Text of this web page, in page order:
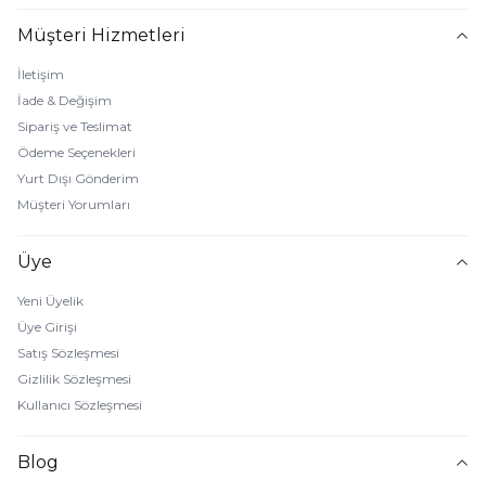
Müşteri Hizmetleri
İletişim
İade & Değişim
Sipariş ve Teslimat
Ödeme Seçenekleri
Yurt Dışı Gönderim
Müşteri Yorumları
Üye
Yeni Üyelik
Üye Girişi
Satış Sözleşmesi
Gizlilik Sözleşmesi
Kullanıcı Sözleşmesi
Blog